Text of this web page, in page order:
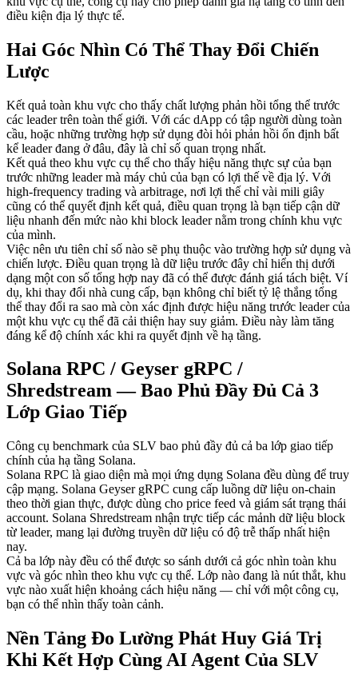
điều kiện địa lý thực tế.
Hai Góc Nhìn Có Thể Thay Đổi Chiến
Lược
Kết quả toàn khu vực cho thấy chất lượng phản hồi tổng thể trước
các leader trên toàn thế giới. Với các dApp có tập người dùng toàn
cầu, hoặc những trường hợp sử dụng đòi hỏi phản hồi ổn định bất
kể leader đang ở đâu, đây là chỉ số quan trọng nhất.
Kết quả theo khu vực cụ thể cho thấy hiệu năng thực sự của bạn
trước những leader mà máy chủ của bạn có lợi thế về địa lý. Với
high-frequency trading và arbitrage, nơi lợi thế chỉ vài mili giây
cũng có thể quyết định kết quả, điều quan trọng là bạn tiếp cận dữ
liệu nhanh đến mức nào khi block leader nằm trong chính khu vực
của mình.
Việc nên ưu tiên chỉ số nào sẽ phụ thuộc vào trường hợp sử dụng và
chiến lược. Điều quan trọng là dữ liệu trước đây chỉ hiển thị dưới
dạng một con số tổng hợp nay đã có thể được đánh giá tách biệt. Ví
dụ, khi thay đổi nhà cung cấp, bạn không chỉ biết tỷ lệ thắng tổng
thể thay đổi ra sao mà còn xác định được hiệu năng trước leader của
một khu vực cụ thể đã cải thiện hay suy giảm. Điều này làm tăng
đáng kể độ chính xác khi ra quyết định về hạ tầng.
Solana RPC / Geyser gRPC /
Shredstream — Bao Phủ Đầy Đủ Cả 3
Lớp Giao Tiếp
Công cụ benchmark của SLV bao phủ đầy đủ cả ba lớp giao tiếp
chính của hạ tầng Solana.
Solana RPC là giao diện mà mọi ứng dụng Solana đều dùng để truy
cập mạng. Solana Geyser gRPC cung cấp luồng dữ liệu on-chain
theo thời gian thực, được dùng cho price feed và giám sát trạng thái
account. Solana Shredstream nhận trực tiếp các mảnh dữ liệu block
từ leader, mang lại đường truyền dữ liệu có độ trễ thấp nhất hiện
nay.
Cả ba lớp này đều có thể được so sánh dưới cả góc nhìn toàn khu
vực và góc nhìn theo khu vực cụ thể. Lớp nào đang là nút thắt, khu
vực nào xuất hiện khoảng cách hiệu năng — chỉ với một công cụ,
bạn có thể nhìn thấy toàn cảnh.
Nền Tảng Đo Lường Phát Huy Giá Trị
Khi Kết Hợp Cùng AI Agent Của SLV